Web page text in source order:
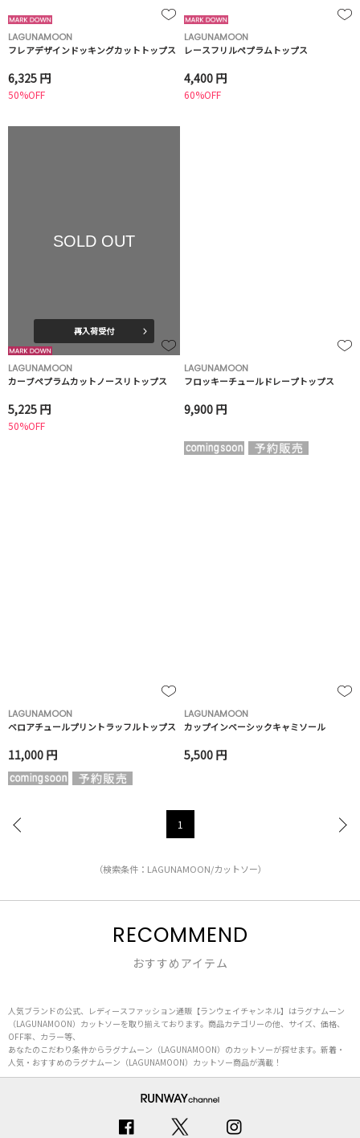
LAGUNAMOON
フレアデザインドッキングカットトップス
6,325 円
50%OFF
LAGUNAMOON
レースフリルペプラムトップス
4,400 円
60%OFF
SOLD OUT
再入荷受付
LAGUNAMOON
カーブペプラムカットノースリトップス
5,225 円
50%OFF
LAGUNAMOON
フロッキーチュールドレープトップス
9,900 円
LAGUNAMOON
ベロアチュールプリントラッフルトップス
11,000 円
LAGUNAMOON
カップインベーシックキャミソール
5,500 円
1
（検索条件：LAGUNAMOON/カットソー）
RECOMMEND
おすすめアイテム
人気ブランドの公式、レディースファッション通販【ランウェイチャンネル】はラグナムーン
（LAGUNAMOON）カットソーを取り揃えております。商品カテゴリーの他、サイズ、価格、
OFF率、カラー等、
あなたのこだわり条件からラグナムーン（LAGUNAMOON）のカットソーが探せます。新着・
人気・おすすめのラグナムーン（LAGUNAMOON）カットソー商品が満載！